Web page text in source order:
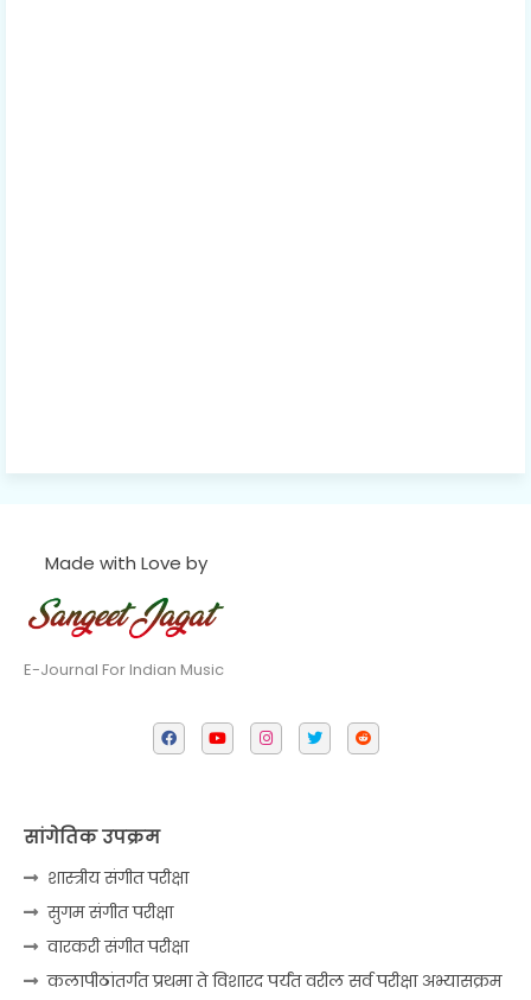
Made with Love by
E-Journal For Indian Music
सांगेतिक उपक्रम
शास्त्रीय संगीत परीक्षा
सुगम संगीत परीक्षा
वारकरी संगीत परीक्षा
कलापीठांतर्गत प्रथमा ते विशारद पर्यंत वरील सर्व परीक्षा अभ्यासक्रम